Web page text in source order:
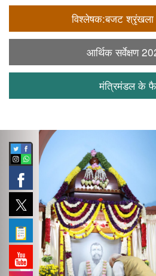
विश्लेषक:बजट
आर्थिक सर्वेक्षण
मंत्रिमंडल के
➤
Previous